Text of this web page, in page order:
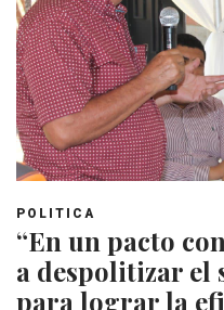
POLITICA
“En un pacto
a despolitizar el
para lograr la